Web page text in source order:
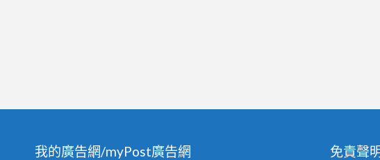
我的廣告網/myPost廣告網 免責聲